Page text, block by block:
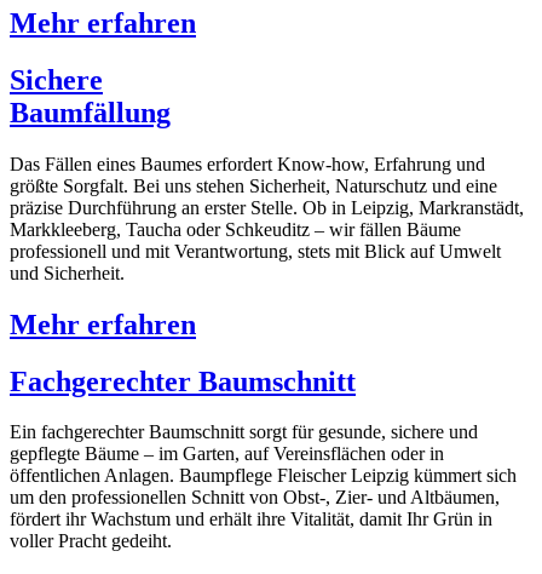
Mehr erfahren
Sichere
Baumfällung
Das Fällen eines Baumes erfordert Know-how, Erfahrung und
größte Sorgfalt. Bei uns stehen Sicherheit, Naturschutz und eine
präzise Durchführung an erster Stelle. Ob in Leipzig, Markranstädt,
Markkleeberg, Taucha oder Schkeuditz – wir fällen Bäume
professionell und mit Verantwortung, stets mit Blick auf Umwelt
und Sicherheit.
Mehr erfahren
Fachgerechter Baumschnitt
Ein fachgerechter Baumschnitt sorgt für gesunde, sichere und
gepflegte Bäume – im Garten, auf Vereinsflächen oder in
öffentlichen Anlagen. Baumpflege Fleischer Leipzig kümmert sich
um den professionellen Schnitt von Obst-, Zier- und Altbäumen,
fördert ihr Wachstum und erhält ihre Vitalität, damit Ihr Grün in
voller Pracht gedeiht.